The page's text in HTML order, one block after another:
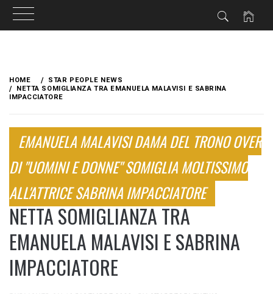
content
HOME
STAR PEOPLE NEWS
NETTA SOMIGLIANZA TRA EMANUELA MALAVISI E SABRINA
IMPACCIATORE
EMANUELA MALAVISI DAMA DEL TRONO OVER
DI "UOMINI E DONNE" SOMIGLIA MOLTISSIMO
ALL'ATTRICE SABRINA IMPACCIATORE
NETTA SOMIGLIANZA TRA
EMANUELA MALAVISI E SABRINA
IMPACCIATORE